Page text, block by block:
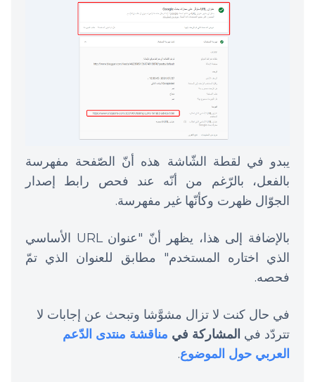
يبدو في لقطة الشّاشة هذه أنّ الصّفحة مفهرسة
بالفعل، بالرّغم من أنّه عند فحص رابط إصدار
الجوّال ظهرت وكأنّها غير مفهرسة.
بالإضافة إلى هذا، يظهر أنّ "عنوان URL الأساسي
الذي اختاره المستخدم" مطابق للعنوان الذي تمّ
فحصه.
في حال كنت لا تزال مشوَّشا وتبحث عن إجابات لا
تتردّد في المشاركة في مناقشة منتدى الدّعم
العربي حول الموضوع.